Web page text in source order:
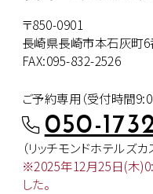
〒850-0901
長崎県長崎市本石灰町
FAX:095-832-2526
ご予約専用（受付時間
050-
（リッチモンドホテルズカ
※2025年12月25日(木
した。